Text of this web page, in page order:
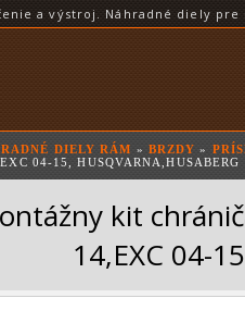
a výstroj. Náhradné diely
DIELY RÁM » BRZDY »
04-15, HUSQVARNA,HUSABERG
kit
14,EXC 04-